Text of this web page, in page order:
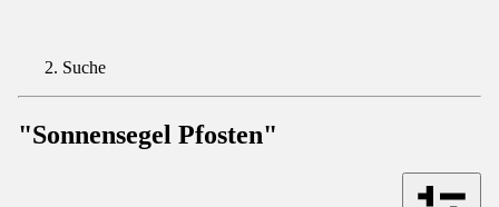
Suche
"Sonnensegel Pfosten"